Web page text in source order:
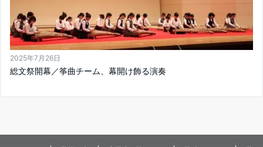
2025年7月26日
総文祭開幕／筝曲チーム、幕開け飾る演奏